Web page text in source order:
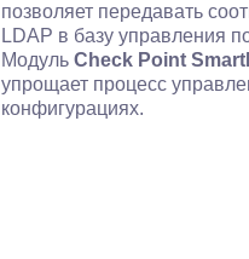
позволяет передавать
LDAP в базу управления
Модуль Check Point
упрощает процесс
конфигурациях.